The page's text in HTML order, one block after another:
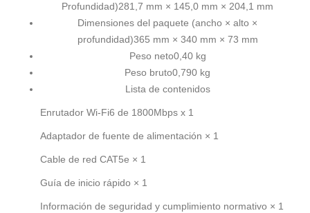
Profundidad)281,7 mm × 145,0 mm × 204,1 mm
Dimensiones del paquete (ancho × alto ×
profundidad)365 mm × 340 mm × 73 mm
Peso neto0,40 kg
Peso bruto0,790 kg
Lista de contenidos
Enrutador Wi-Fi6 de 1800Mbps x 1
Adaptador de fuente de alimentación × 1
Cable de red CAT5e × 1
Guía de inicio rápido × 1
Información de seguridad y cumplimiento normativo × 1